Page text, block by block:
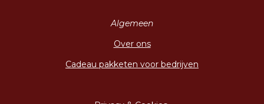
Algemeen
Over ons
Cadeau pakketen voor bedrijven